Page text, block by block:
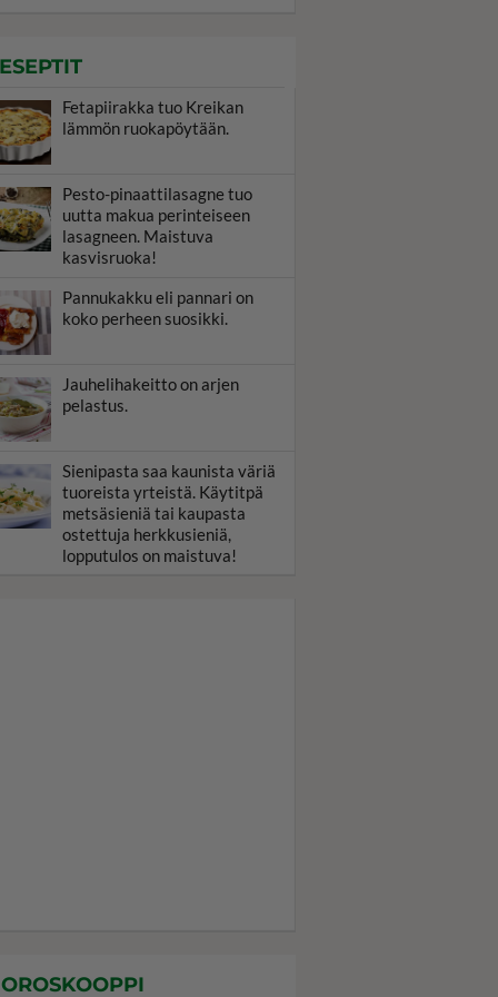
Fetapiirakka tuo Kreikan
lämmön ruokapöytään.
Pesto-pinaattilasagne tuo
uutta makua perinteiseen
lasagneen. Maistuva
kasvisruoka!
Pannukakku eli pannari on
koko perheen suosikki.
Jauhelihakeitto on arjen
pelastus.
Sienipasta saa kaunista väriä
tuoreista yrteistä. Käytitpä
metsäsieniä tai kaupasta
ostettuja herkkusieniä,
lopputulos on maistuva!